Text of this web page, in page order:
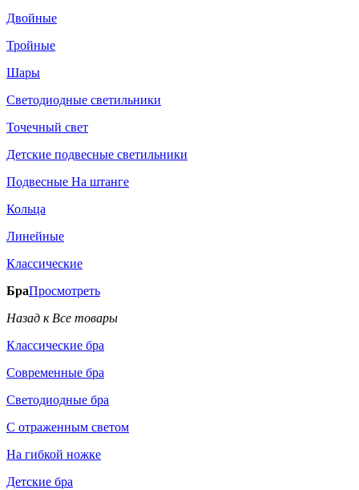
Двойные
Тройные
Шары
Светодиодные светильники
Точечный свет
Детские подвесные светильники
Подвесные На штанге
Кольца
Линейные
Классические
БраПросмотреть
Назад к Все товары
Классические бра
Современные бра
Светодиодные бра
С отраженным светом
На гибкой ножке
Детские бра